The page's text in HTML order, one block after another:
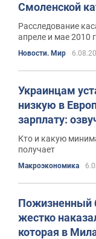
Смоленской
Расследование
апреле и мае 2010
Новости. Мир
Украинцам
низкую в
зарплату:
Кто и какую
получает
Mакроэкономика
Пожизненный
жестко
которая в